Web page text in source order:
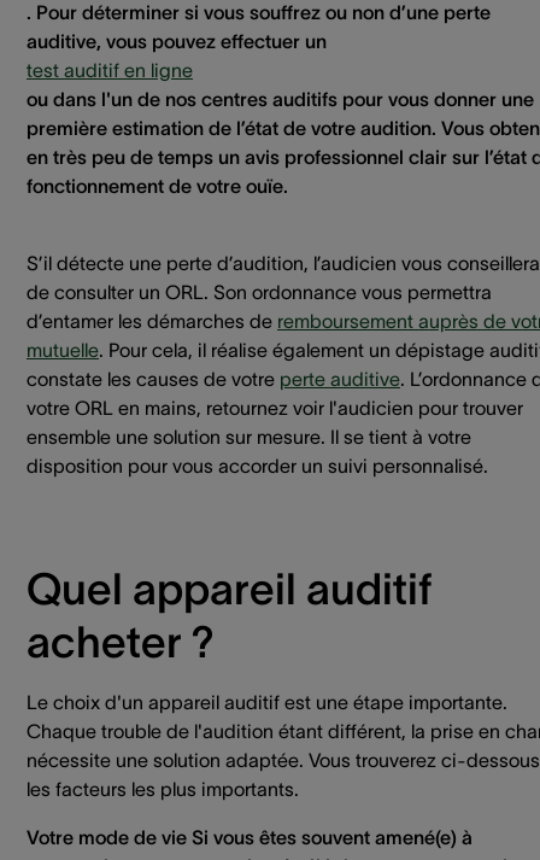
. Pour déterminer si vous souffrez ou non d’une perte
auditive, vous pouvez effectuer un
test auditif en ligne
ou dans l'un de nos centres auditifs pour vous donner une
première estimation de l’état de votre audition. Vous
en très peu de temps un avis professionnel clair sur l’état
fonctionnement de votre ouïe.
S’il détecte une perte d’audition, l’audicien vous conseillera
de consulter un ORL. Son ordonnance vous permettra
d’entamer les démarches de remboursement auprès de
mutuelle. Pour cela, il réalise également un dépistage
constate les causes de votre perte auditive. L’ordonnance
votre ORL en mains, retournez voir l'audicien pour trouver
ensemble une solution sur mesure. Il se tient à votre
disposition pour vous accorder un suivi personnalisé.
Quel appareil auditif
acheter ?
Le choix d'un appareil auditif est une étape importante.
Chaque trouble de l'audition étant différent, la prise en
nécessite une solution adaptée. Vous trouverez ci-dessous
les facteurs les plus importants.
Votre mode de vie Si vous êtes souvent amené(e) à